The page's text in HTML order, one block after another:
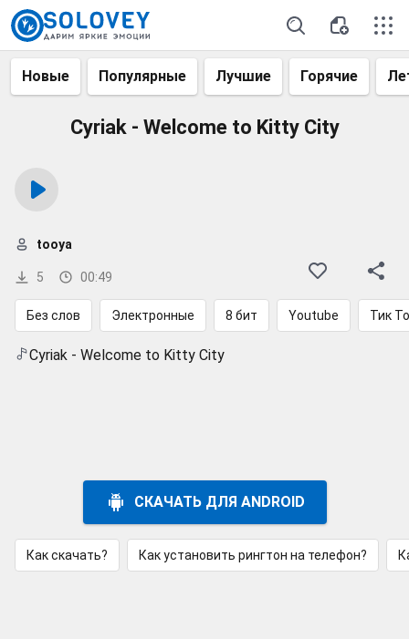
Новые Популярные Лучшие Горячие
Cyriak - Welcome to Kitty City
5 00:49
tooya
Без слов Электронные 8 бит Youtube Тик
Cyriak - Welcome to Kitty City
СКАЧАТЬ ДЛЯ ANDROID
Как скачать? Как установить рингтон на телефон?